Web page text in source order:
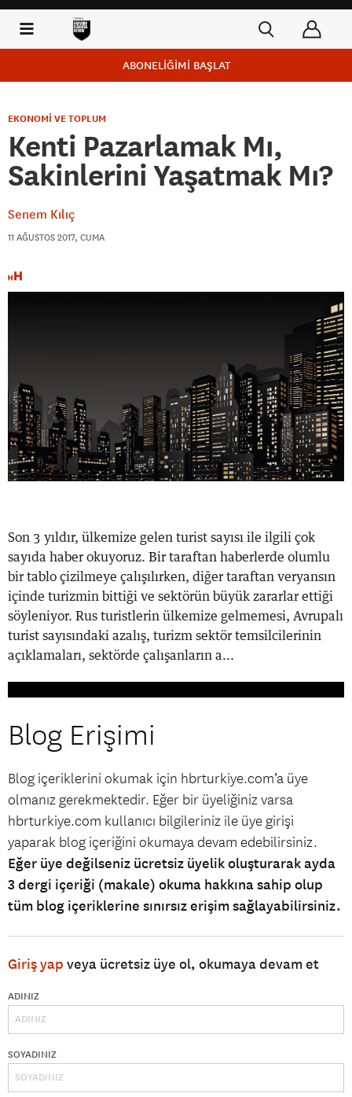
ABONELİĞİMİ BAŞLAT
EKONOMİ VE TOPLUM
Kenti Pazarlamak Mı,
Sakinlerini Yaşatmak Mı?
Senem Kılıç
11 AĞUSTOS 2017, CUMA
Son 3 yıldır, ülkemize gelen turist sayısı ile ilgili çok
sayıda haber okuyoruz. Bir taraftan haberlerde olumlu
bir tablo çizilmeye çalışılırken, diğer taraftan veryansın
içinde turizmin bittiği ve sektörün büyük zararlar ettiği
söyleniyor. Rus turistlerin ülkemize gelmemesi, Avrupalı
turist sayısındaki azalış, turizm sektör temsilcilerinin
açıklamaları, sektörde çalışanların a...
Blog Erişimi
Blog içeriklerini okumak için hbrturkiye.com’a üye
olmanız gerekmektedir. Eğer bir üyeliğiniz varsa
hbrturkiye.com kullanıcı bilgileriniz ile üye girişi
yaparak blog içeriğini okumaya devam edebilirsiniz.
Eğer üye değilseniz ücretsiz üyelik oluşturarak ayda
3 dergi içeriği (makale) okuma hakkına sahip olup
tüm blog içeriklerine sınırsız erişim sağlayabilirsiniz.
Giriş yap veya ücretsiz üye ol, okumaya devam et
ADINIZ
SOYADINIZ